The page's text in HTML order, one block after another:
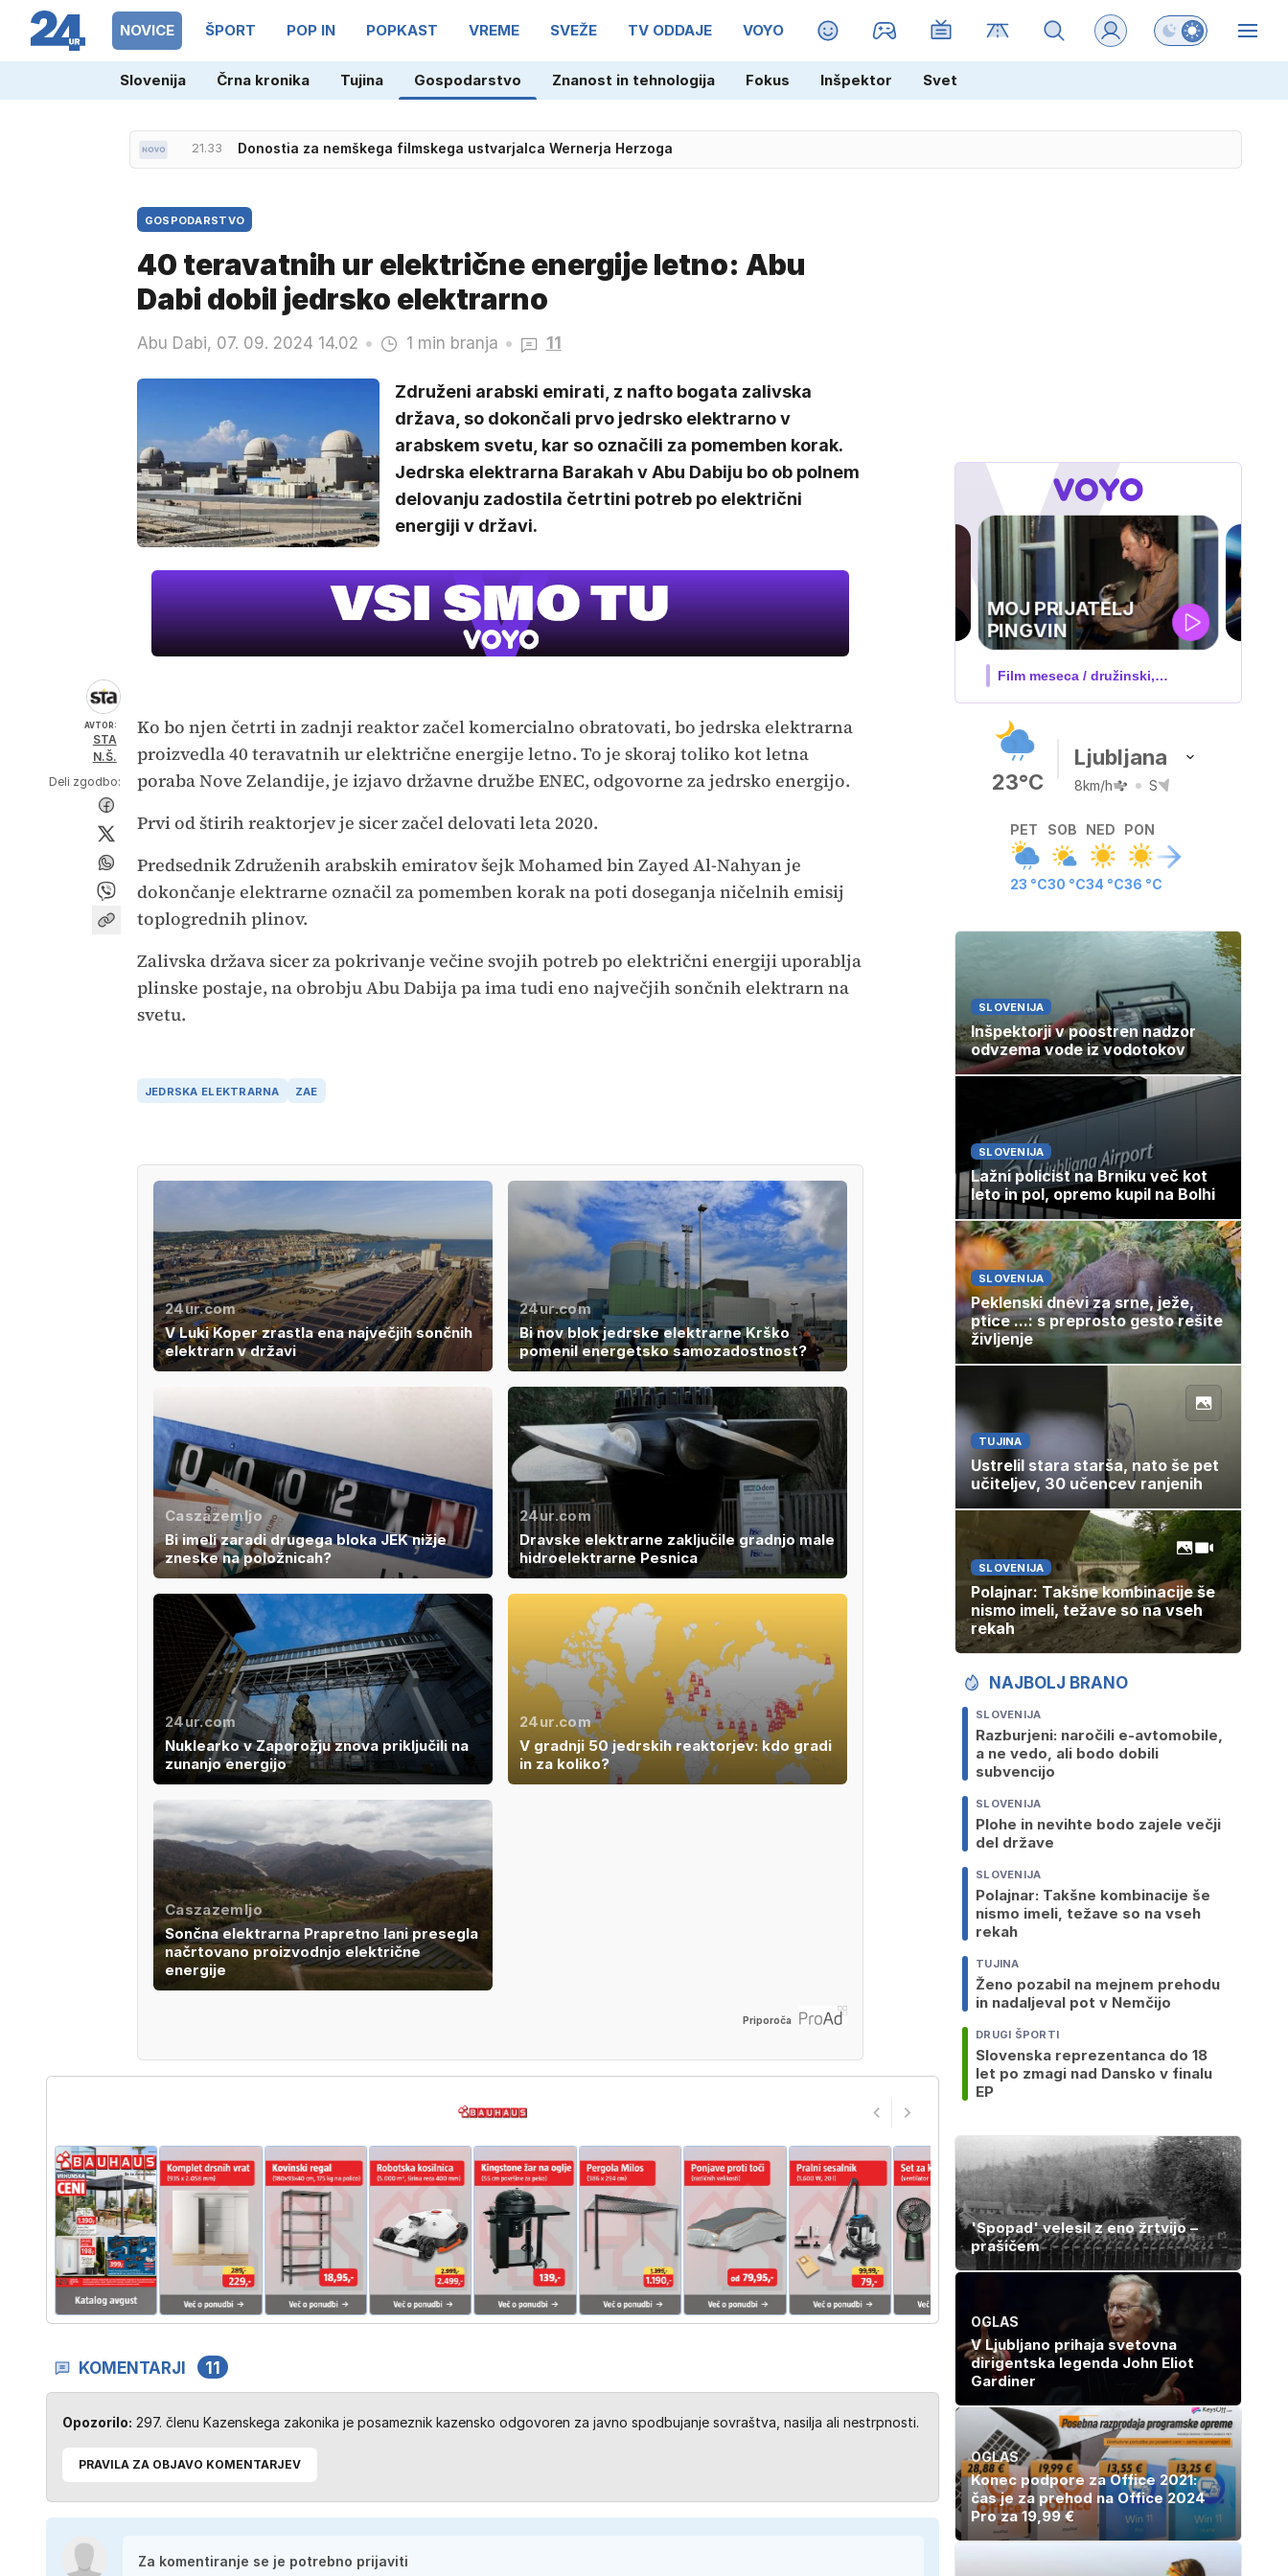
NOVICE ŠPORT POP IN POPKAST VREME SVEŽE TV ODDAJE VOYO MAGAZIN Preklopi barvni
Slovenija Črna kronika Tujina Gospodarstvo Znanost in tehnologija Fokus Inšpektor Svet
21.33 Donostia za nemškega filmskega ustvarjalca Wernerja Herzoga
Plohe in nevihte bodo zajele večji del države
GOSPODARSTVO
40 teravatnih ur električne energije letno: Abu
Dabi dobil jedrsko elektrarno
Abu Dabi, 07. 09. 2024 14.02 1 min branja 11
Združeni arabski emirati, z nafto bogata zalivska
država, so dokončali prvo jedrsko elektrarno v
arabskem svetu, kar so označili za pomemben korak.
Jedrska elektrarna Barakah v Abu Dabiju bo ob polnem
delovanju zadostila četrtini potreb po električni
energiji v državi.
AVTOR:
STA
N.Š.
Deli zgodbo:
Ko bo njen četrti in zadnji reaktor začel komercialno obratovati, bo jedrska elektrarna
proizvedla 40 teravatnih ur električne energije letno. To je skoraj toliko kot letna
poraba Nove Zelandije, je izjavo državne družbe ENEC, odgovorne za jedrsko energijo.
Prvi od štirih reaktorjev je sicer začel delovati leta 2020.
Predsednik Združenih arabskih emiratov šejk Mohamed bin Zayed Al-Nahyan je
dokončanje elektrarne označil za pomemben korak na poti doseganja ničelnih emisij
toplogrednih plinov.
Zalivska država sicer za pokrivanje večine svojih potreb po električni energiji uporablja
plinske postaje, na obrobju Abu Dabija pa ima tudi eno največjih sončnih elektrarn na
svetu.
JEDRSKA ELEKTRARNA ZAE
24ur.com
V Luki Koper zrastla ena največjih sončnih
elektrarn v državi
24ur.com
Bi nov blok jedrske elektrarne Krško
pomenil energetsko samozadostnost?
Caszazemljo
Bi imeli zaradi drugega bloka JEK nižje
zneske na položnicah?
24ur.com
Dravske elektrarne zaključile gradnjo male
hidroelektrarne Pesnica
24ur.com
Nuklearko v Zaporožju znova priključili na
zunanjo energijo
24ur.com
V gradnji 50 jedrskih reaktorjev: kdo gradi
in za koliko?
Caszazemljo
Sončna elektrarna Prapretno lani presegla
načrtovano proizvodnjo električne
energije
Priporoča
KOMENTARJI 11
Opozorilo: 297. členu Kazenskega zakonika je posameznik kazensko odgovoren za javno spodbujanje sovraštva, nasilja ali nestrpnosti.
PRAVILA ZA OBJAVO KOMENTARJEV
UEFA
SUPERPOKAL
V živo na VOYO: sreda ob 20.30
23°C
Ljubljana
8km/h S
PET
23 °C
SOB
30 °C
NED
34 °C
PON
36 °C
SLOVENIJA
Inšpektorji v poostren nadzor
odvzema vode iz vodotokov
SLOVENIJA
Lažni policist na Brniku več kot
leto in pol, opremo kupil na Bolhi
SLOVENIJA
Peklenski dnevi za srne, ježe,
ptice ...: s preprosto gesto rešite
življenje
TUJINA
Ustrelil stara starša, nato še pet
učiteljev, 30 učencev ranjenih
SLOVENIJA
Polajnar: Takšne kombinacije še
nismo imeli, težave so na vseh
rekah
NAJBOLJ BRANO
SLOVENIJA
Razburjeni: naročili e-avtomobile,
a ne vedo, ali bodo dobili
subvencijo
SLOVENIJA
Plohe in nevihte bodo zajele večji
del države
SLOVENIJA
Polajnar: Takšne kombinacije še
nismo imeli, težave so na vseh
rekah
TUJINA
Ženo pozabil na mejnem prehodu
in nadaljeval pot v Nemčijo
DRUGI ŠPORTI
Slovenska reprezentanca do 18
let po zmagi nad Dansko v finalu
EP
'Spopad' velesil z eno žrtvijo –
prašičem
OGLAS
V Ljubljano prihaja svetovna
dirigentska legenda John Eliot
Gardiner
OGLAS
Konec podpore za Office 2021:
čas je za prehod na Office 2024
Pro za 19,99 €